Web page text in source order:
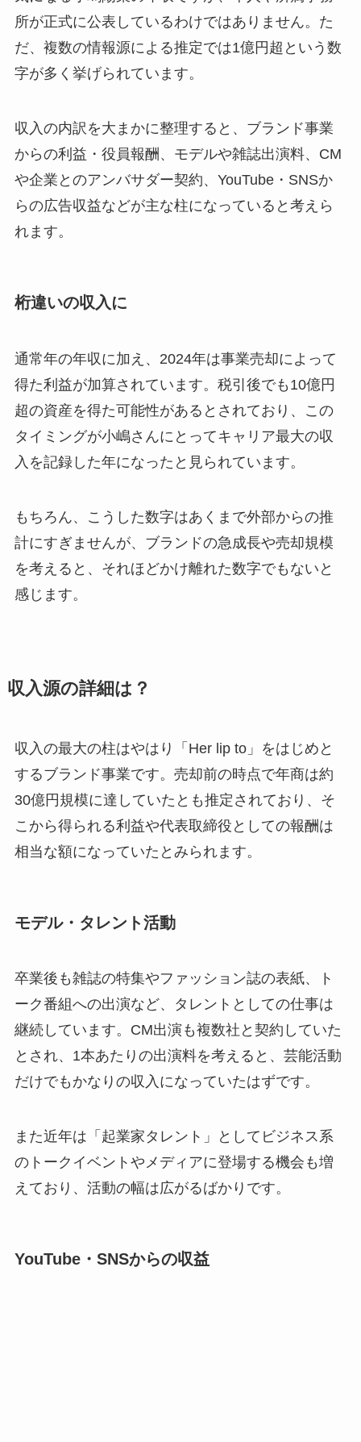
所が正式に公表しているわけではありません。た
だ、複数の情報源による推定では1億円超という数
字が多く挙げられています。
収入の内訳を大まかに整理すると、ブランド事業
からの利益・役員報酬、モデルや雑誌出演料、CM
や企業とのアンバサダー契約、YouTube・SNSか
らの広告収益などが主な柱になっていると考えら
れます。
桁違いの収入に
通常年の年収に加え、2024年は事業売却によって
得た利益が加算されています。税引後でも10億円
超の資産を得た可能性があるとされており、この
タイミングが小嶋さんにとってキャリア最大の収
入を記録した年になったと見られています。
もちろん、こうした数字はあくまで外部からの推
計にすぎませんが、ブランドの急成長や売却規模
を考えると、それほどかけ離れた数字でもないと
感じます。
収入源の詳細は？
収入の最大の柱はやはり「Her lip to」をはじめと
するブランド事業です。売却前の時点で年商は約
30億円規模に達していたとも推定されており、そ
こから得られる利益や代表取締役としての報酬は
相当な額になっていたとみられます。
モデル・タレント活動
卒業後も雑誌の特集やファッション誌の表紙、ト
ーク番組への出演など、タレントとしての仕事は
継続しています。CM出演も複数社と契約していた
とされ、1本あたりの出演料を考えると、芸能活動
だけでもかなりの収入になっていたはずです。
また近年は「起業家タレント」としてビジネス系
のトークイベントやメディアに登場する機会も増
えており、活動の幅は広がるばかりです。
YouTube・SNSからの収益